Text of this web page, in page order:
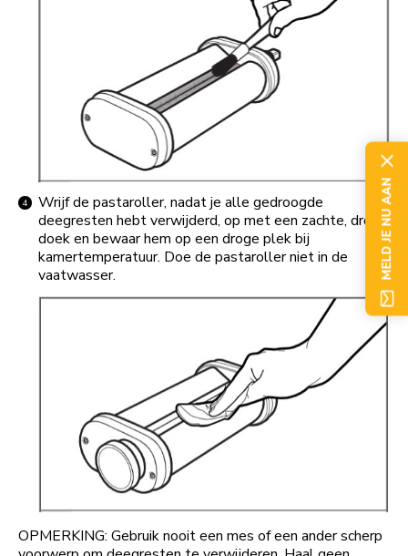
Wrijf de pastaroller, nadat je alle gedroogde
deegresten hebt verwijderd, op met een zachte, droge
doek en bewaar hem op een droge plek bij
kamertemperatuur. Doe de pastaroller niet in de
vaatwasser.
OPMERKING: Gebruik nooit een mes of een ander scherp
MELD JE NU AAN